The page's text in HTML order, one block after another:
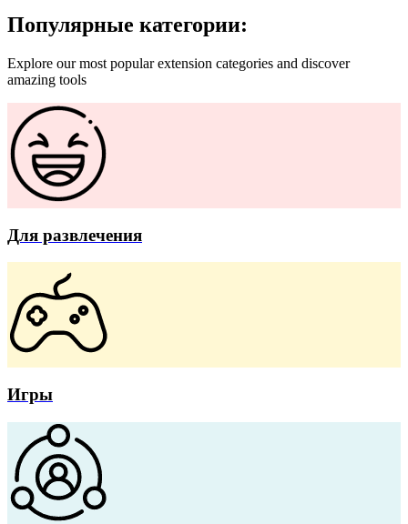
Популярные категории:
Explore our most popular extension categories and discover
amazing tools
Для развлечения
Игры